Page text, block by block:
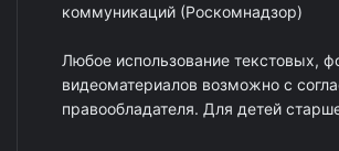
коммуникаций (Роскомнадзор)
Любое использование текстовых,
видеоматериалов возможно с
правообладателя. Для детей